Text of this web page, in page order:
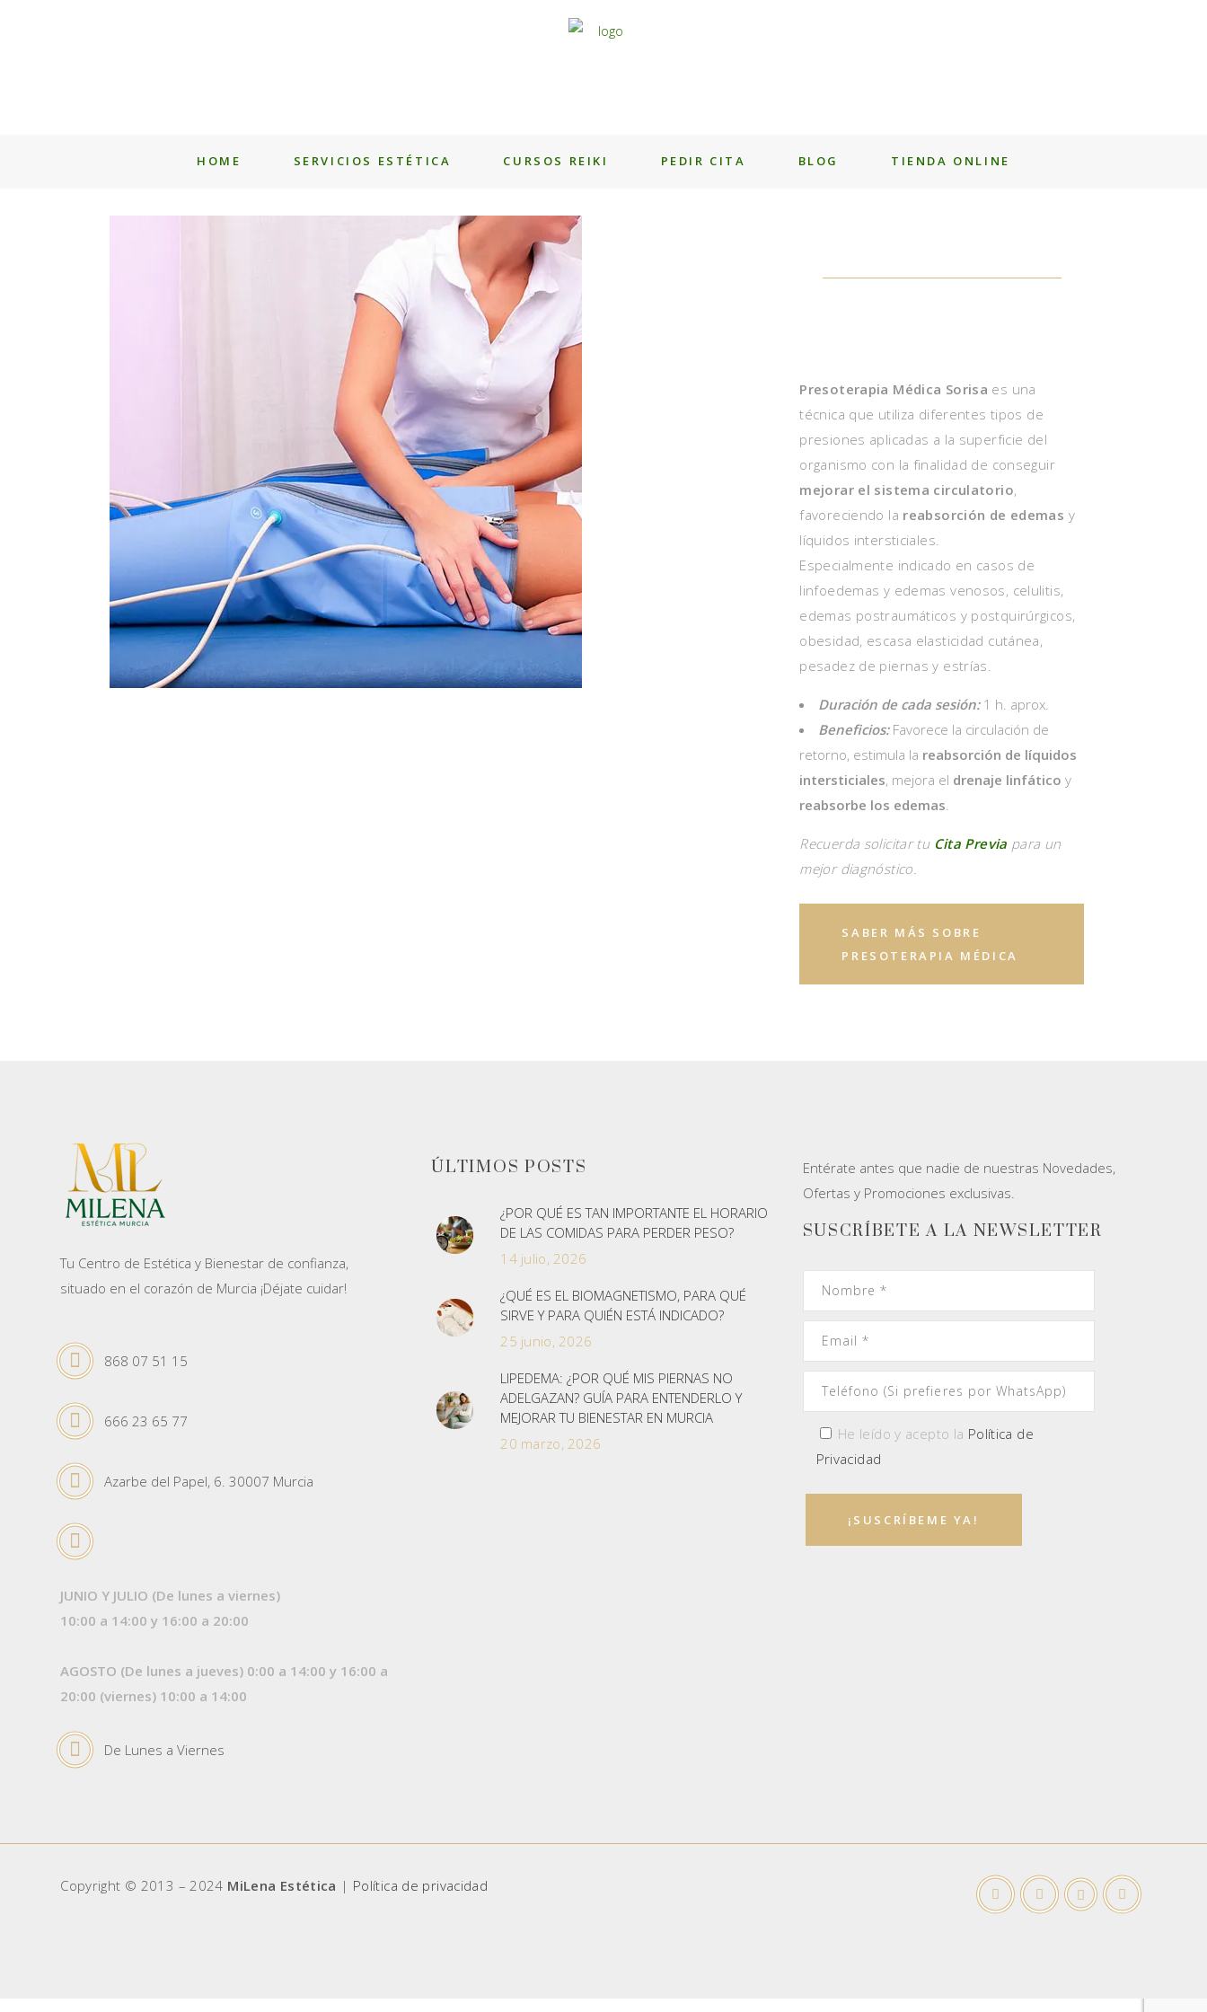
HOME SERVICIOS ESTÉTICA CURSOS REIKI PEDIR CITA BLOG TIENDA ONLINE
Presoterapia Médica Sorisa es una
técnica que utiliza diferentes tipos de
presiones aplicadas a la superficie del
organismo con la finalidad de conseguir
mejorar el sistema circulatorio,
favoreciendo la reabsorción de edemas y
líquidos intersticiales.
Especialmente indicado en casos de
linfoedemas y edemas venosos, celulitis,
edemas postraumáticos y postquirúrgicos,
obesidad, escasa elasticidad cutánea,
pesadez de piernas y estrías.
Duración de cada sesión: 1 h. aprox.
Beneficios: Favorece la circulación de
retorno, estimula la reabsorción de líquidos
intersticiales, mejora el drenaje linfático y
reabsorbe los edemas.
Recuerda solicitar tu Cita Previa para un
mejor diagnóstico.
SABER MÁS SOBRE
PRESOTERAPIA MÉDICA
Tu Centro de Estética y Bienestar de confianza,
situado en el corazón de Murcia ¡Déjate cuidar!
868 07 51 15
666 23 65 77
Azarbe del Papel, 6. 30007 Murcia
JUNIO Y JULIO (De lunes a viernes)
10:00 a 14:00 y 16:00 a 20:00
AGOSTO (De lunes a jueves) 0:00 a 14:00 y 16:00 a
20:00 (viernes) 10:00 a 14:00
De Lunes a Viernes
ÚLTIMOS POSTS
¿POR QUÉ ES TAN IMPORTANTE EL HORARIO
DE LAS COMIDAS PARA PERDER PESO?
14 julio, 2026
¿QUÉ ES EL BIOMAGNETISMO, PARA QUÉ
SIRVE Y PARA QUIÉN ESTÁ INDICADO?
25 junio, 2026
LIPEDEMA: ¿POR QUÉ MIS PIERNAS NO
ADELGAZAN? GUÍA PARA ENTENDERLO Y
MEJORAR TU BIENESTAR EN MURCIA
20 marzo, 2026
Entérate antes que nadie de nuestras Novedades,
Ofertas y Promociones exclusivas.
SUSCRÍBETE A LA NEWSLETTER
He leído y acepto la Política de
Privacidad
Copyright © 2013 – 2024 MiLena Estética | Política de privacidad